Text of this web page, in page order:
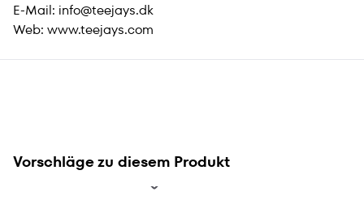
E-Mail: info@teejays.dk
Web: www.teejays.com
Vorschläge zu diesem Produkt